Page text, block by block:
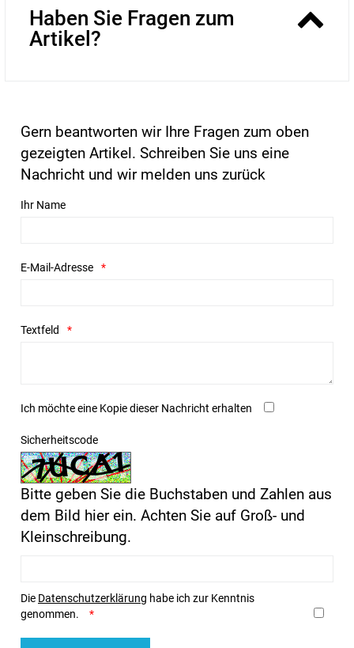
Haben Sie Fragen zum
Artikel?
Gern beantworten wir Ihre Fragen zum oben
gezeigten Artikel. Schreiben Sie uns eine
Nachricht und wir melden uns zurück
Ihr Name
E-Mail-Adresse
Textfeld
Ich möchte eine Kopie dieser Nachricht erhalten
Sicherheitscode
Bitte geben Sie die Buchstaben und Zahlen aus
dem Bild hier ein. Achten Sie auf Groß- und
Kleinschreibung.
Die Datenschutzerklärung habe ich zur Kenntnis
genommen.